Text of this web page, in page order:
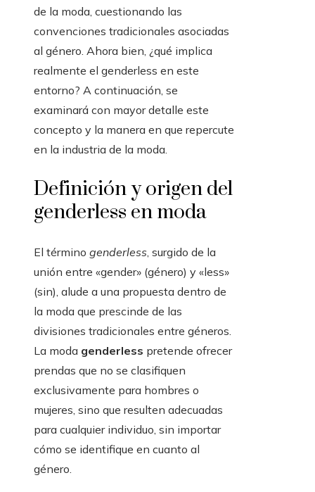
de la moda, cuestionando las
convenciones tradicionales asociadas
al género. Ahora bien, ¿qué implica
realmente el genderless en este
entorno? A continuación, se
examinará con mayor detalle este
concepto y la manera en que repercute
en la industria de la moda.
Definición y origen del
genderless en moda
El término genderless, surgido de la
unión entre «gender» (género) y «less»
(sin), alude a una propuesta dentro de
la moda que prescinde de las
divisiones tradicionales entre géneros.
La moda genderless pretende ofrecer
prendas que no se clasifiquen
exclusivamente para hombres o
mujeres, sino que resulten adecuadas
para cualquier individuo, sin importar
cómo se identifique en cuanto al
género.